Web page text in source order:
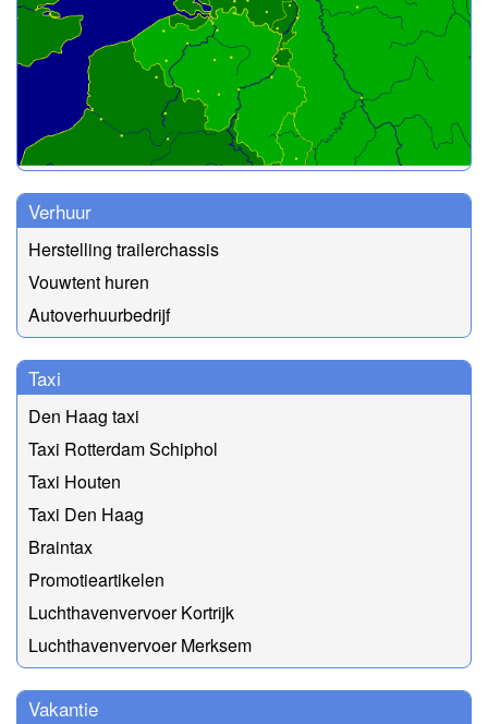
Verhuur
Herstelling trailerchassis
Vouwtent huren
Autoverhuurbedrijf
Taxi
Den Haag taxi
Taxi Rotterdam Schiphol
Taxi Houten
Taxi Den Haag
Braintax
Promotieartikelen
Luchthavenvervoer Kortrijk
Luchthavenvervoer Merksem
Vakantie